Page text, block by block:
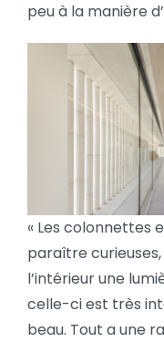
peu à la manière
« Les colonnettes
paraître
l’intérieur une
celle-ci est très
beau. Tout a une